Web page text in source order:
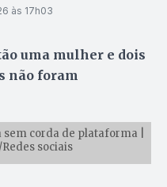
às 17h03
uma mulher e dois
não foram
corda de plataforma |
sociais